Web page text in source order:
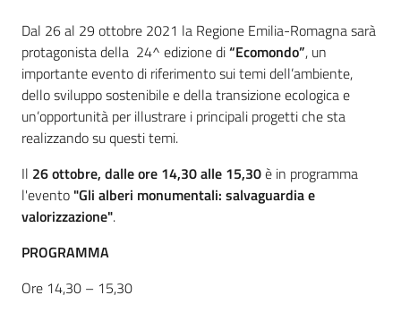
Ambiente
Argomenti
Cos'è
Dal 26 al 29 ottobre 2021 la Regione Emilia-Romagna sarà
protagonista della 24^ edizione di“Ecomondo”, un
importante evento di riferimento sui temi dell’ambiente,
dello sviluppo sostenibile e della transizione ecologica e
un’opportunità per illustrare i principali progetti che sta
realizzando su questi temi.
Il 26 ottobre, dalle ore 14,30 alle 15,30è in programma
l'evento "Gli alberi monumentali: salvaguardia e
valorizzazione".
PROGRAMMA
Ore 14,30 – 15,30